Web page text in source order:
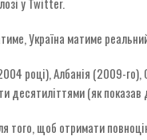
Україна матиме
році), Албанія (2009-
десятиліттями (як показав
того, щоб отримати